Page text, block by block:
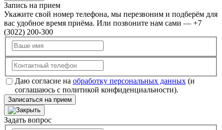
Запись на прием
Укажите свой номер телефона, мы перезвоним и подберём для
вас удобное время приёма. Или позвоните нам сами — +7
(3022) 200-300
Даю согласие на обработку персональных данных(и
соглашаюсь с политикой конфиденциальности).
Записаться на прием
Задать вопрос